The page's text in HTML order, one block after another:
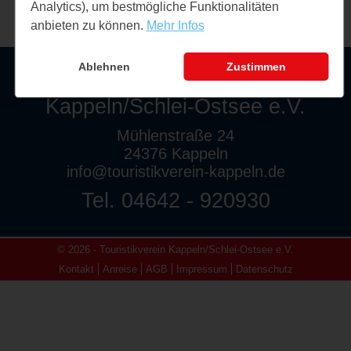
Touristikverein
Kappeln/Schlei-Ostsee e.V.
Mühlenstraße 24
24376 Kappeln
info@touristikverein-kappeln.de
Tel. 04642 - 920930
© 2026 - Touristikverein Kappeln/Schlei-Ostsee e.V.
Kontakt
Anreise AGB Impressum Datenschutz
Analytics), um bestmögliche Funktionalitäten
anbieten zu können. Mehr Infos
Ablehnen Zustimmen